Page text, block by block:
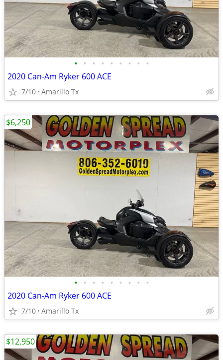
• • • • • • • • •
2020 Can-Am Ryker 600 ACE
7/10 Amarillo Tx
• • • • • • • • •
2020 Can-Am Ryker 600 ACE
7/10 Amarillo Tx
$6,250
$12,950